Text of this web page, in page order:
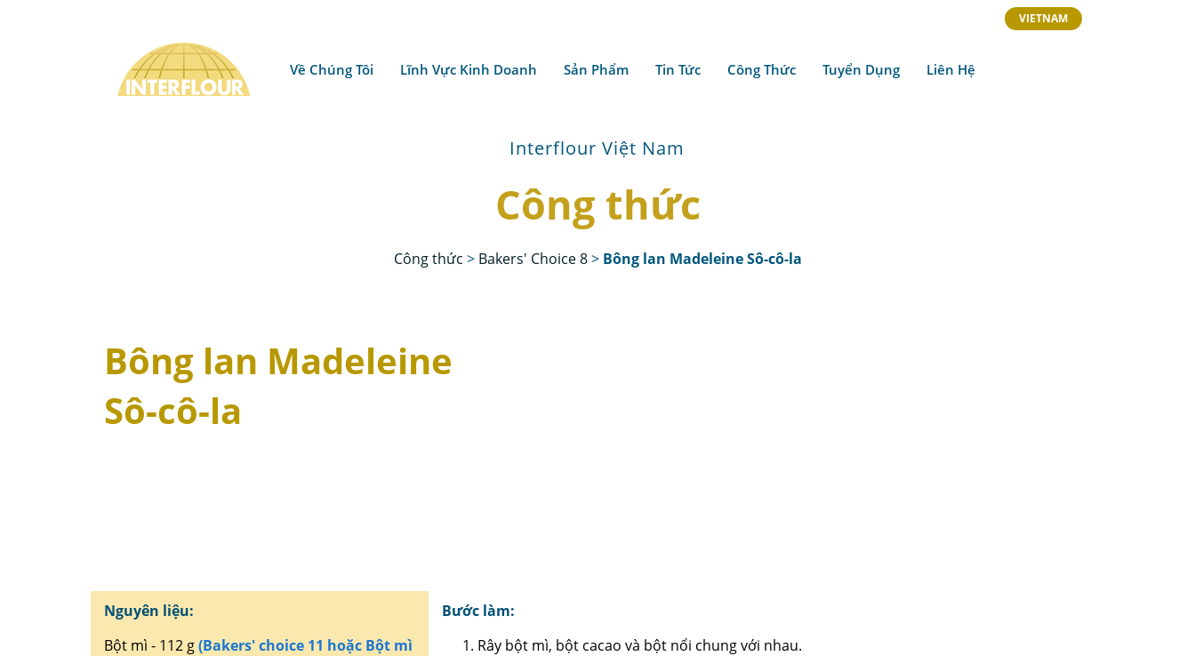
VIETNAM
Về Chúng Tôi Lĩnh Vực Kinh Doanh Sản Phẩm Tin Tức Công Thức Tuyển Dụng Liên Hệ
Interflour Việt Nam
Công thức
Công thức > Bakers' Choice 8> Bông lan Madeleine Sô-cô-la
Bông lan Madeleine
Sô-cô-la
Nguyên liệu:
Bột mì - 112 g(Bakers' choice 11 hoặc Bột mì
Bước làm:
Rây bột mì, bột cacao và bột nổi chung với nhau.